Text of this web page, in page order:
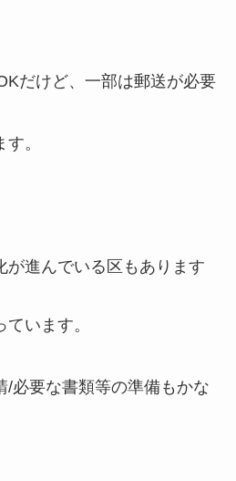
だけど、一部は郵送が必要
。
が進んでいる区もあります
います。
/必要な書類等の準備もかな